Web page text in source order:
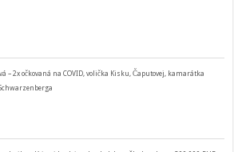
– 2x očkovaná na COVID, volička Kisku, Čaputovej, kamarátka